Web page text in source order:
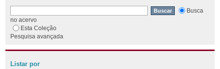
Busca
no acervo
Esta Coleção
Pesquisa avançada
Listar por